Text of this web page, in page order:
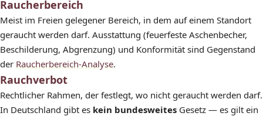
Raucherbereich
Meist im Freien gelegener Bereich, in dem auf einem Standort
geraucht werden darf. Ausstattung (feuerfeste Aschenbecher,
Beschilderung, Abgrenzung) und Konformität sind Gegenstand
der Raucherbereich-Analyse.
Rauchverbot
Rechtlicher Rahmen, der festlegt, wo nicht geraucht werden darf.
In Deutschland gibt es kein bundesweites Gesetz — es gilt ein